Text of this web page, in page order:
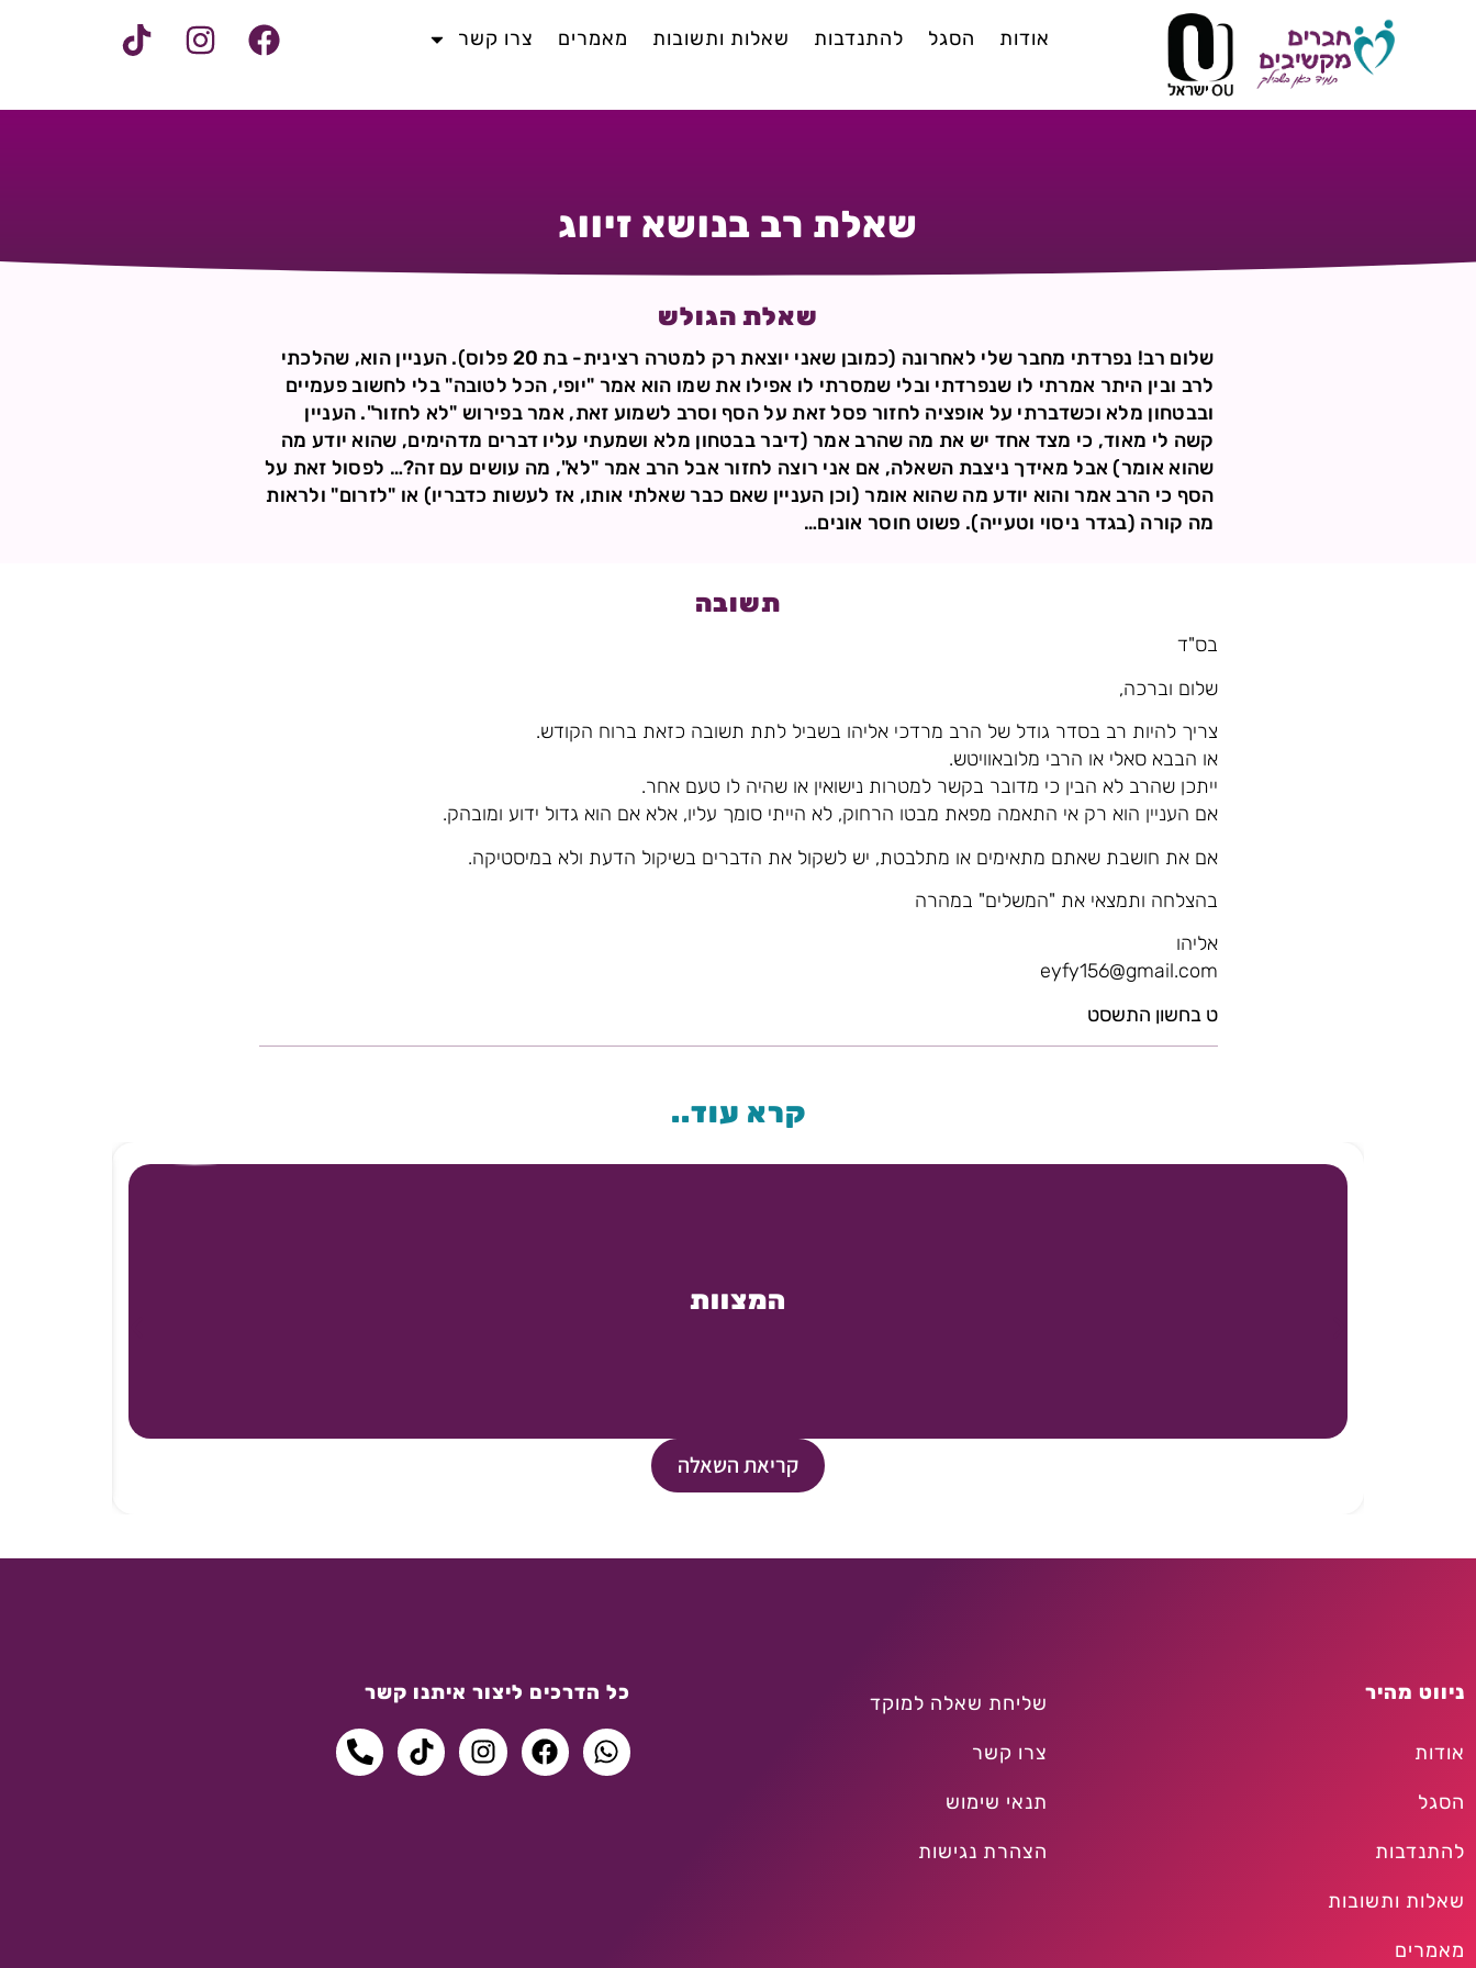
אודות הסגל להתנדבות שאלות ותשובות מאמרים צרו קשר
שאלת רב בנושא זיווג
שאלת הגולש
שלום רב! נפרדתי מחבר שלי לאחרונה (כמובן שאני יוצאת רק למטרה רצינית- בת 20 פלוס). העניין הוא, שהלכתי
לרב ובין היתר אמרתי לו שנפרדתי ובלי שמסרתי לו אפילו את שמו הוא אמר "יופי, הכל לטובה" בלי לחשוב פעמיים
ובבטחון מלא וכשדברתי על אופציה לחזור פסל זאת על הסף וסרב לשמוע זאת, אמר בפירוש "לא לחזור". העניין
קשה לי מאוד, כי מצד אחד יש את מה שהרב אמר (דיבר בבטחון מלא ושמעתי עליו דברים מדהימים, שהוא יודע מה
שהוא אומר) אבל מאידך ניצבת השאלה, אם אני רוצה לחזור אבל הרב אמר "לא", מה עושים עם זה?… לפסול זאת על
הסף כי הרב אמר והוא יודע מה שהוא אומר (וכן העניין שאם כבר שאלתי אותו, אז לעשות כדבריו) או "לזרום" ולראות
מה קורה (בגדר ניסוי וטעייה). פשוט חוסר אונים…
תשובה
בס"ד
שלום וברכה,
צריך להיות רב בסדר גודל של הרב מרדכי אליהו בשביל לתת תשובה כזאת ברוח הקודש.
או הבבא סאלי או הרבי מלובאוויטש.
ייתכן שהרב לא הבין כי מדובר בקשר למטרות נישואין או שהיה לו טעם אחר.
אם העניין הוא רק אי התאמה מפאת מבטו הרחוק, לא הייתי סומך עליו, אלא אם הוא גדול ידוע ומובהק.
אם את חושבת שאתם מתאימים או מתלבטת, יש לשקול את הדברים בשיקול הדעת ולא במיסטיקה.
בהצלחה ותמצאי את "המשלים" במהרה
אליהו
eyfy156@gmail.com
ט בחשון התשסט
קרא עוד..
המצוות
קריאת השאלה
ניווט מהיר
אודות
הסגל
להתנדבות
שאלות ותשובות
מאמרים
שליחת שאלה למוקד
צרו קשר
תנאי שימוש
הצהרת נגישות
כל הדרכים ליצור איתנו קשר